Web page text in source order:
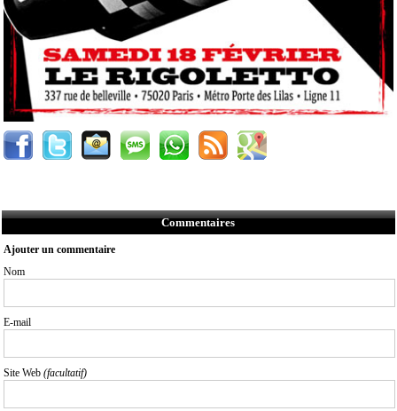
Commentaires
Ajouter un commentaire
Nom
E-mail
Site Web (facultatif)